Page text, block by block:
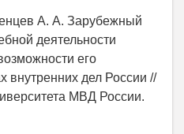
А. А. Зарубежный
деятельности
его
внутренних дел России //
МВД России.